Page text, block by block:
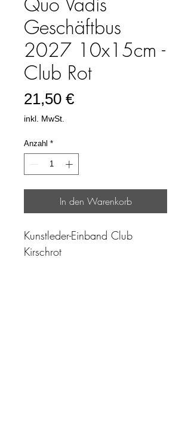
Geschäftbus
2027 10x15cm -
Club Rot
21,50 €Preis
inkl. MwSt.
Anzahl *
In den Warenkorb
Kunstleder-Einband Club
Kirschrot